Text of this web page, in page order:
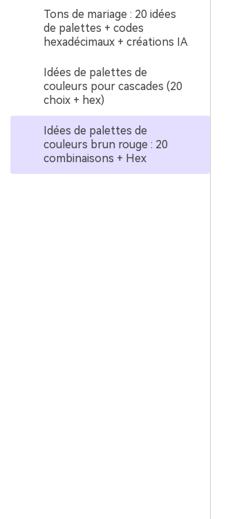
Tons de mariage : 20 idées
de palettes + codes
hexadécimaux + créations IA
Idées de palettes de
couleurs pour cascades (20
choix + hex)
Idées de palettes de
couleurs brun rouge : 20
combinaisons + Hex